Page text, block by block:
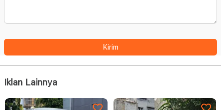
Kirim
Iklan Lainnya